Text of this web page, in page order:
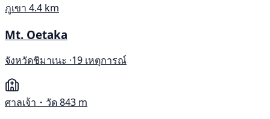
ภูเขา 4.4 km
Mt. Oetaka
จังหวัดชิมาเนะ ·19 เหตุการณ์
ศาลเจ้า・วัด843 m